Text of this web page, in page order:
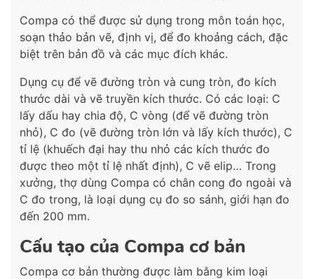
Compa có thể được sử dụng trong môn toán học,
soạn thảo bản vẽ, định vị, để đo khoảng cách, đặc
biệt trên bản đồ và các mục đích khác.
Dụng cụ để vẽ đường tròn và cung tròn, đo kích
thước dài và vẽ truyền kích thước. Có các loại: C
lấy dấu hay chia độ, C vòng (để vẽ đường tròn
nhỏ), C đo (vẽ đường tròn lớn và lấy kích thước), C
tỉ lệ (khuếch đại hay thu nhỏ các kích thước đo
được theo một tỉ lệ nhất định), C vẽ elip… Trong
xưởng, thợ dùng Compa có chân cong đo ngoài và
C đo trong, là loại dụng cụ đo so sánh, giới hạn đo
đến 200 mm.
Cấu tạo của Compa cơ bản
Compa cơ bản thường được làm bằng kim loại